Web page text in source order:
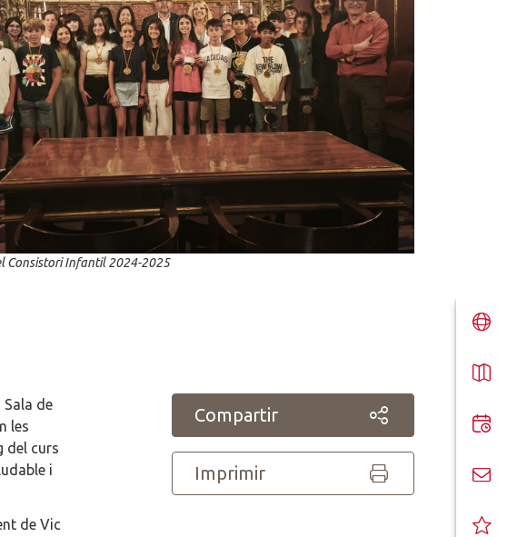
Consistori Infantil 2024-2025
de
les
del curs
i
de Vic
Compartir
Imprimir